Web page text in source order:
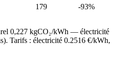
179 -93%
0,227 kgCO₂/kWh — électricité
Tarifs : électricité 0.2516 €/kWh,